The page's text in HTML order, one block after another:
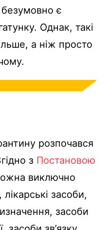
безумовно є
Однак, такі
а ніж просто
розпочався
з Постановою
виключно
засоби,
засоби